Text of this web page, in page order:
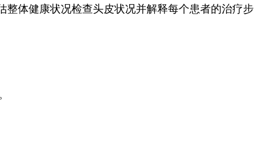
体健康状况检查头皮状况并解释每个患者的治疗步